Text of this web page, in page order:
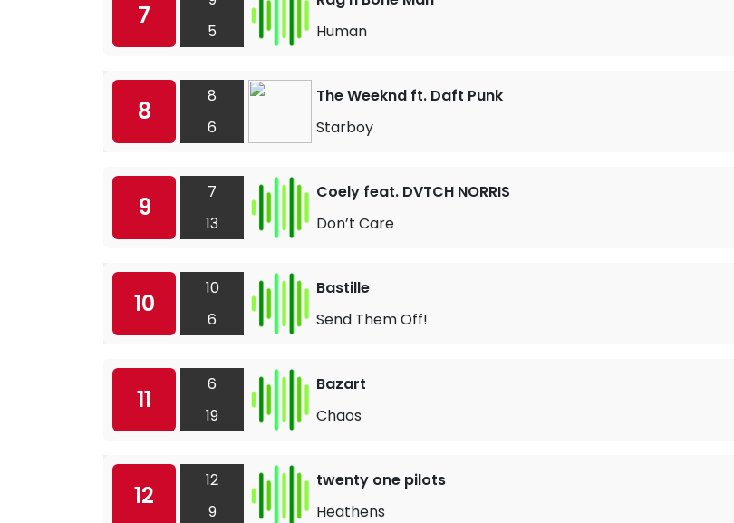
7
5
Human
8
8
6
The Weeknd ft. Daft Punk
Starboy
9
7
13
Coely feat. DVTCH NORRIS
Don’t Care
10
10
6
Bastille
Send Them Off!
11
6
19
Bazart
Chaos
12
12
9
twenty one pilots
Heathens